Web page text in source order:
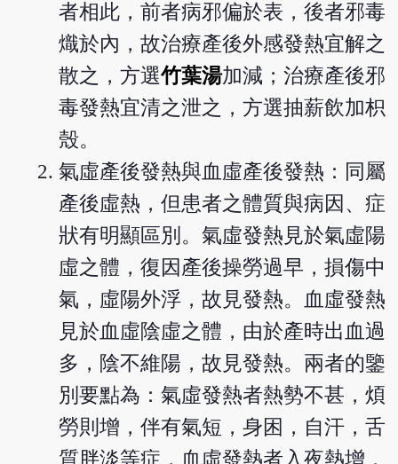
者相此，前者病邪偏於表，後者邪毒
熾於內，故治療產後外感發熱宜解之
散之，方選竹葉湯加減；治療產後邪
毒發熱宜清之泄之，方選抽薪飲加枳
殼。
氣虛產後發熱與血虛產後發熱：同屬
產後虛熱，但患者之體質與病因、症
狀有明顯區別。氣虛發熱見於氣虛陽
虛之體，復因產後操勞過早，損傷中
氣，虛陽外浮，故見發熱。血虛發熱
見於血虛陰虛之體，由於產時出血過
多，陰不維陽，故見發熱。兩者的鑒
別要點為：氣虛發熱者熱勢不甚，煩
勞則增，伴有氣短，身困，自汗，舌
質胖淡等症，血虛發熱者入夜熱增，